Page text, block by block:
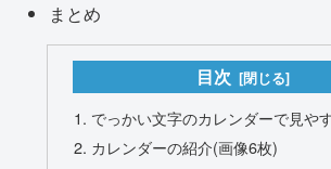
まとめ
目次
でっかい文字のカレンダーで見や
カレンダーの紹介(画像6枚)